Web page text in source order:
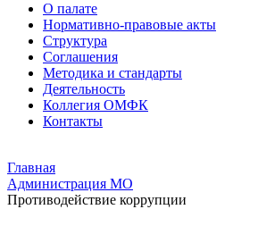
О палате
Нормативно-правовые акты
Структура
Соглашения
Методика и стандарты
Деятельность
Коллегия ОМФК
Контакты
Главная
Администрация МО
Противодействие коррупции